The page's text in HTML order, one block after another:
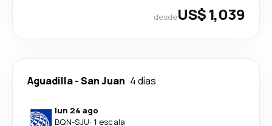
desdeUS$ 1,039
Aguadilla-San Juan 4 días
lun 24 ago
BQN-SJU· 1 escala